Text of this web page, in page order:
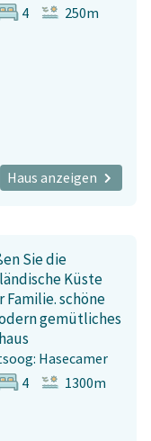
4 250m
Haus anzeigen
Sie die
Küste
Familie. schöne
gemütliches
Hasecamer
4 1300m